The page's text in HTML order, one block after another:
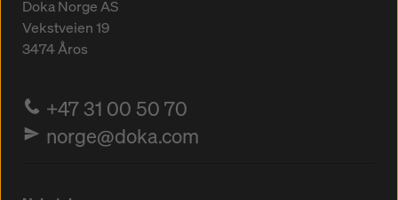
Doka Norge AS
Vekstveien 19
3474Åros
+47 31 00 50 70
norge@doka.com